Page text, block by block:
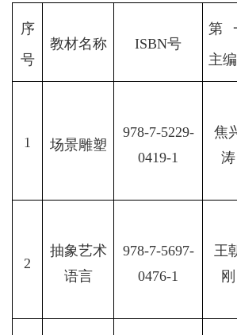
序
号
教材名称 ISBN号
第
主编
1 场景雕塑
978-7-5229-
0419-1
焦
涛
2
抽象艺术
语言
978-7-5697-
0476-1
王
刚